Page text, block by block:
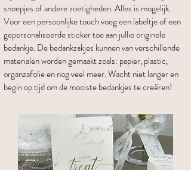
snoepjes of andere zoetigheden. Alles is mogelijk.
Voor een persoonlijke touch voeg een labeltje of een
gepersonaliseerde sticker toe aan jullie originele
bedankje. De bedankzakjes kunnen van verschillende
materialen worden gemaakt zoals: papier, plastic,
organzafolie en nog veel meer. Wacht niet langer en
begin op tijd om de mooiste bedankjes te creëren!